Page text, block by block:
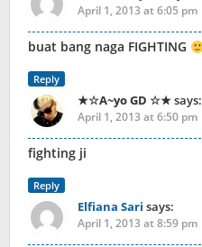
April 1, 2013 at 6:05 pm
buat bang naga FIGHTING
Reply
★☆A~yo GD ☆★says:
April 1, 2013 at 6:50 pm
fighting ji
Reply
Elfiana Sari says:
April 1, 2013 at 8:59 pm